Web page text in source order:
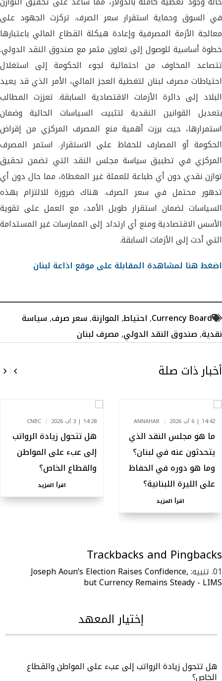
في السوق وحماية استقرار سعر الصرف. تركزت الجهود على
معالجة الأزمة المصرفية وإعادة هيكلة القطاع المالي باعتبارها
خطوة أساسية للوصول إلى تعاون مثمر مع صندوق النقد الدولي.
تتصاعد المخاوف من احتمالية لجوء الحكومة إلى استغلال
احتياطات مصرف لبنان لتغطية العجز المالي، الأمر الذي قد يعيد
البلاد إلى دائرة الأزمات الاقتصادية السابقة. تعززت المطالب
بتعديل القوانين النقدية لتثبيت السياسات الحالية وضمان
استمرارها، حيث برزت أهمية منع المصرف المركزي من إقراض
الحكومة أو المصارف للحفاظ على الاستقرار. استمر المصرف
المركزي في تطبيق سياسة مجلس النقد التي تضمن تحقيق
توازن نقدي دون أي طباعة للعملة غير المغطاة، مما حال دون أي
تدهور محتمل في سعر الصرف. هناك ضرورة للالتزام بهذه
السياسات لضمان استقرار طويل الأمد، مع العمل على تقوية
الأسس الاقتصادية ومنع أي ارتداد إلى الممارسات غير المستدامة
التي أدت إلى الأزمات السابقة.
اضغط هنا لمشاهدة المقابلة على موقع اذاعة لبنان
Currency Board
,احتياط,الموازنة,سعر صرف,سياسة
نقدية,صندوق النقد الدولي,مصرف لبنان
أخبار ذات صلة
14:42 | 6 آب 2026 ANNAHAR
ما هو مجلس النقد الذي
يتحدثون عنه في لبنان؟
وما هو دوره في الحفاظ
على الليرة اللبنانية؟
اقرأ المزيد
14:28 | 3 آب 2026 CNBC
هل تتحول زيادة الرواتب
إلى عبء على المواطن
والقطاع الخاص؟
اقرأ المزيد
Trackbacks and Pingbacks
تنبيه:Joseph Aoun’s Election Raises Confidence,
but Currency Remains Steady - LIMS
إختيار المعهد
هل تتحول زيادة الرواتب إلى عبء على المواطن والقطاع
الخاص؟